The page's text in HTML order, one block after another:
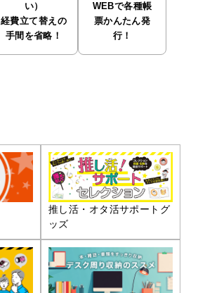
い）
経費立て替えの
手間を省略！
WEBで各種帳
票かんたん発
行！
推し活・オタ活サポートグ
ッズ